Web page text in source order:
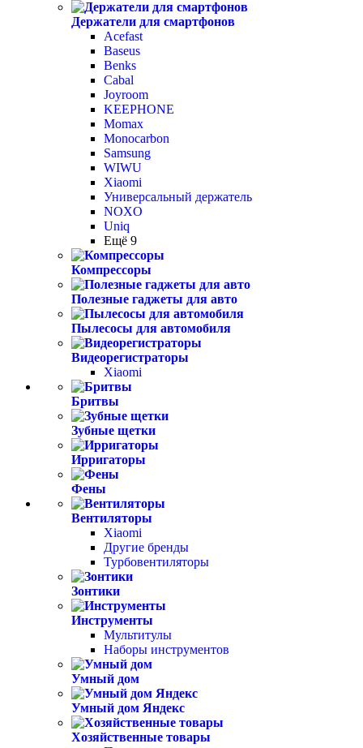
Держатели для смартфонов
Acefast
Baseus
Benks
Cabal
Joyroom
KEEPHONE
Momax
Monocarbon
Samsung
WIWU
Xiaomi
Универсальный держатель
NOXO
Uniq
Ещё 9
Компрессоры
Полезные гаджеты для авто
Пылесосы для автомобиля
Видеорегистраторы
Xiaomi
Бритвы
Зубные щетки
Ирригаторы
Фены
Вентиляторы
Xiaomi
Другие бренды
Турбовентиляторы
Зонтики
Инструменты
Мультитулы
Наборы инструментов
Умный дом
Умный дом Яндекс
Хозяйственные товары